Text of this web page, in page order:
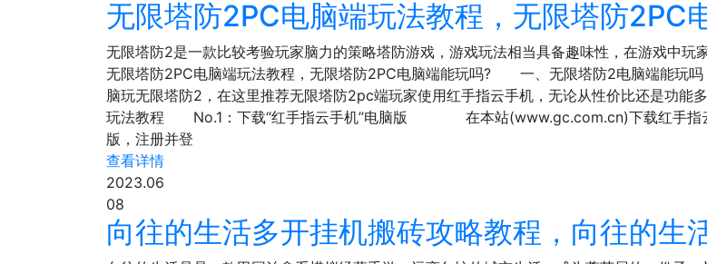
无限塔防2PC电脑端玩法教程，无限塔防2PC
无限塔防2是一款比较考验玩家脑力的策略塔防游戏，游戏玩法相当具备趣味性，在游戏中
无限塔防2PC电脑端玩法教程，无限塔防2PC电脑端能玩吗? 一、无限塔防2电脑端能
脑玩无限塔防2，在这里推荐无限塔防2pc端玩家使用红手指云手机，无论从性价比还是功
玩法教程 No.1：下载“红手指云手机”电脑版 在本站(www.gc.com.cn)下载红手
版，注册并登
查看详情
2023.06
08
向往的生活多开挂机搬砖攻略教程，向往的生